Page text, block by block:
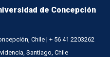
de Concepción
Chile | + 56 41 2203262
Santiago, Chile